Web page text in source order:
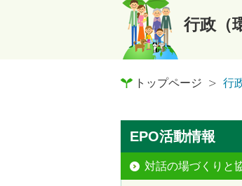
行政（
トップページ 行
EPO活動情報
対話の場づくりと